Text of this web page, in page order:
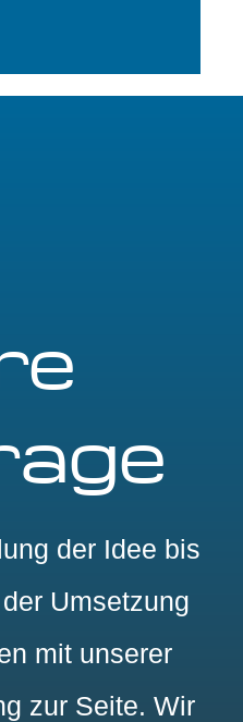
der Idee bis
Umsetzung
mit unserer
zur Seite. Wir